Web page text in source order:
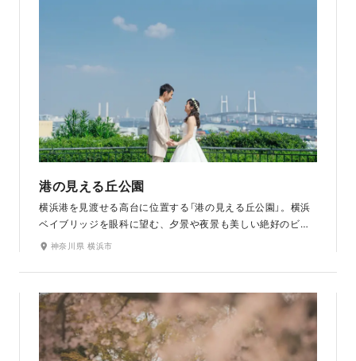
港の見える丘公園
横浜港を見渡せる高台に位置する「港の見える丘公園」。横浜
ベイブリッジを眼科に望む、夕景や夜景も美しい絶好のビュ
ーポイントです。公園内の「イングリッシュローズの庭」は、
草花が咲き競い、一年を通してその美しい彩りを楽しむこと
ができます。
神奈川県 横浜市